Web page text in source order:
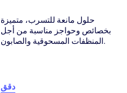
حلول مانعة للتسرب، متميزة
بخصائص وحواجز مناسبة من أجل
المنظفات المسحوقية والصابون.
دقق